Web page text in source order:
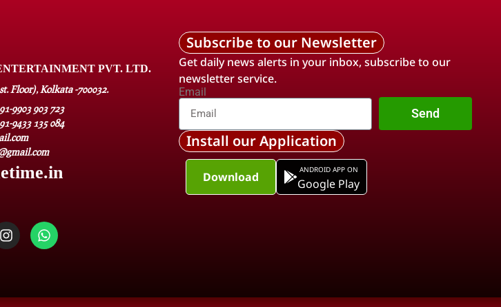
PVT. LTD.
Floor), Kolkata -700032.
9903 903 723
9433 135 084
Subscribe to our Newsletter
Get daily news alerts in your inbox, subscribe to our
newsletter service.
Email
Send
Install our Application
Download ANDROID APP ON
Google Play